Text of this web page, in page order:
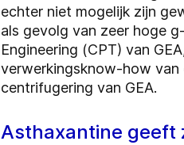
echter niet mogelijk zijn
als gevolg van zeer hoge
Engineering (CPT) van
verwerkingsknow-how
centrifugering van GEA.
Asthaxantine geeft